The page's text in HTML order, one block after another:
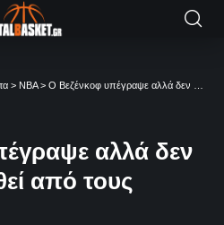
> NBA> Ο Βεζένκοφ υπέγραψε αλλά δεν έχει ανακοινωθεί από τους Κινγκς
αλλά δεν
από τους